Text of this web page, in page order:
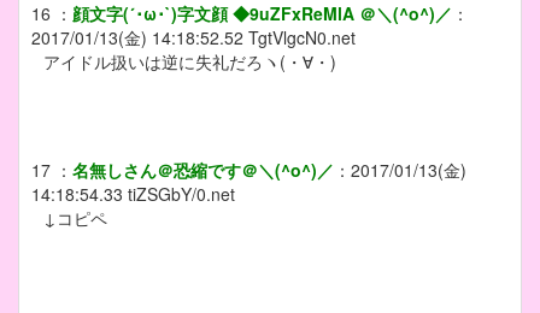
16 ： 顔文字(´･ω･`)字文顔 ◆9uZFxReMlA ＠＼(^o^)／ ：
2017/01/13(金) 14:18:52.52 TgtVlgcN0.net
アイドル扱いは逆に失礼だろヽ(・∀・)
17 ： 名無しさん＠恐縮です＠＼(^o^)／ ： 2017/01/13(金)
14:18:54.33 tiZSGbY/0.net
↓コピペ